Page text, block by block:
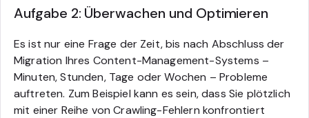
Aufgabe 2: Überwachen und Optimieren
Es ist nur eine Frage der Zeit, bis nach Abschluss der
Migration Ihres Content-Management-Systems –
Minuten, Stunden, Tage oder Wochen – Probleme
auftreten. Zum Beispiel kann es sein, dass Sie plötzlich
mit einer Reihe von Crawling-Fehlern konfrontiert